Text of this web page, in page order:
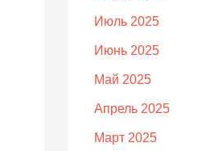
Июль 2025
Июнь 2025
Май 2025
Апрель 2025
Март 2025